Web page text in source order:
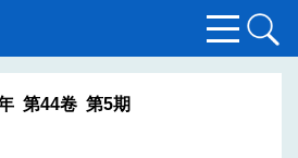
第44卷 第5期